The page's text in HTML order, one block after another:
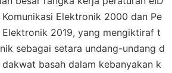
Elektronik 2000 dan Pe
Elektronik 2019, yang mengiktiraf t
sebagai setara undang-undang d
basah dalam kebanyakan k